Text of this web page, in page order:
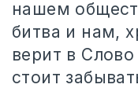
нашем
битва и нам,
верит в
стоит